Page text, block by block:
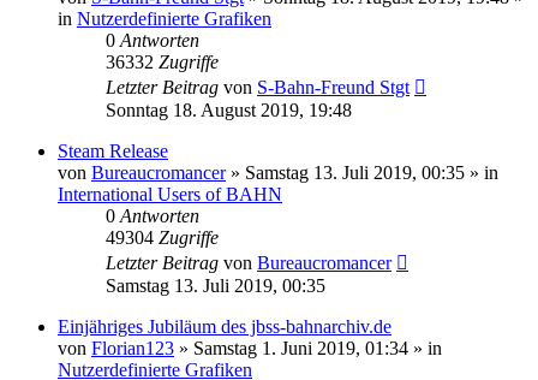
in Nutzerdefinierte Grafiken
0 Antworten
36332 Zugriffe
Letzter Beitrag von S-Bahn-Freund Stgt
Sonntag 18. August 2019, 19:48
Steam Release
von Bureaucromancer» Samstag 13. Juli 2019, 00:35 » in
International Users of BAHN
0 Antworten
49304 Zugriffe
Letzter Beitrag von Bureaucromancer
Samstag 13. Juli 2019, 00:35
Einjähriges Jubiläum des jbss-bahnarchiv.de
von Florian123 » Samstag 1. Juni 2019, 01:34 » in
Nutzerdefinierte Grafiken